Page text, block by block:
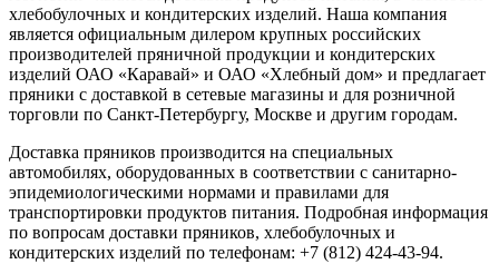
хлебобулочных и кондитерских изделий. Наша компания
является официальным дилером крупных российских
производителей пряничной продукции и кондитерских
изделий ОАО «Каравай» и ОАО «Хлебный дом» и предлагает
пряники с доставкой в сетевые магазины и для розничной
торговли по Санкт-Петербургу, Москве и другим городам.
Доставка пряников производится на специальных
автомобилях, оборудованных в соответствии с санитарно-
эпидемиологическими нормами и правилами для
транспортировки продуктов питания. Подробная информация
по вопросам доставки пряников, хлебобулочных и
кондитерских изделий по телефонам: +7 (812) 424-43-94.